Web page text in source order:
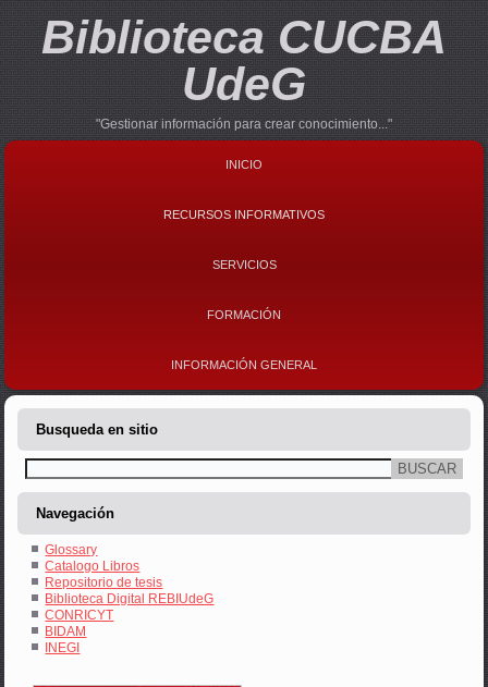
Biblioteca CUCBA
UdeG
"Gestionar información para crear conocimiento..."
INICIO
RECURSOS INFORMATIVOS
SERVICIOS
FORMACIÓN
INFORMACIÓN GENERAL
Busqueda en sitio
Buscar
Navegación
Glossary
Catalogo Libros
Repositorio de tesis
Biblioteca Digital REBIUdeG
CONRICYT
BIDAM
INEGI